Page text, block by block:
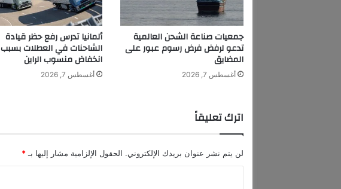
ى
ا
م
ل
ي
ش
ا
د
ة
ا
ع
ل
أ
جمعيات صناعة الشحن العالمية
تدعو لرفض فرض رسوم عبور على
المضايق
أغسطس 7, 2026
ألمانيا تدرس رفع حظر قيادة
الشاحنات في العطلات بسبب
انخفاض منسوب الراين
أغسطس 7, 2026
اترك تعليقاً
لن يتم نشر عنوان بريدك الإلكتروني. الحقول الإلزامية مشار إليها بـ *